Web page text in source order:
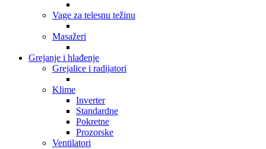
Vage za telesnu težinu
Masažeri
Grejanje i hlađenje
Grejalice i radijatori
Klime
Inverter
Standardne
Pokretne
Prozorske
Ventilatori